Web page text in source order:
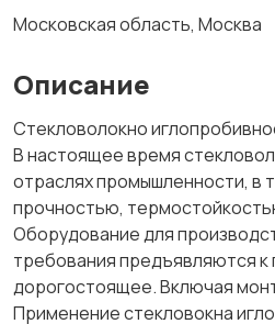
Московская область, Москва
Описание
Стекловолокно
В настоящее время
отраслях промышленности, в
прочностью,
Оборудование для
требования предъявляются
дорогостоящее. Включая
Применение стекловокна